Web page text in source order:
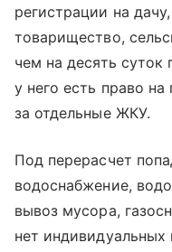
регистрации на
товарищество,
чем на десять суток
у него есть право на
за отдельные ЖКУ.
Под перерасчет
водоснабжение,
вывоз мусора,
нет индивидуальных